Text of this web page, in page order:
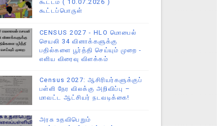
கூட்டம் ( 10.07.2026 )
கூட்டப்பொருள்
CENSUS 2027 - HLO மொபைல்
செயலி 34 வினாக்களுக்கு
பதில்களை பூர்த்தி செய்யும் முறை -
எளிய விரைவு விளக்கம்
Census 2027: ஆசிரியர்களுக்குப்
பள்ளி நேர விலக்கு அறிவிப்பு –
மாவட்ட ஆட்சியர் நடவடிக்கை!
அரசு உதவிபெறும்